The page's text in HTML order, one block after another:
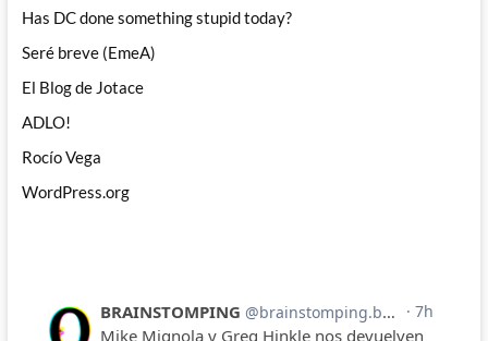
Has DC done something stupid today?
Seré breve (EmeA)
El Blog de Jotace
ADLO!
Rocío Vega
WordPress.org